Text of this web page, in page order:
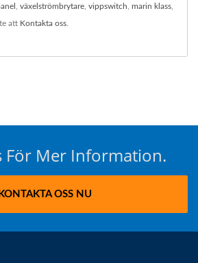
växelströmbrytare vippswitch marin klass
att Kontakta oss
För Mer Information.
KONTAKTA OSS NU